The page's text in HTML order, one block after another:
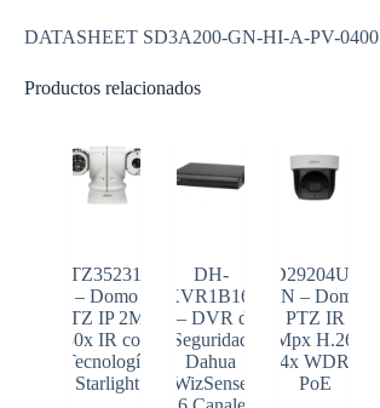
DATASHEET SD3A200-GN-HI-A-PV-0400
Productos relacionados
PTZ35231X
– Domo
PTZ IP 2MP
30x IR con
Tecnología
Starlight
DH-
XVR1B16-
I – DVR de
Seguridad
Dahua
WizSense
SD29204UE-
GN – Domo
PTZ IR
2Mpx H.265
4x WDR
PoE